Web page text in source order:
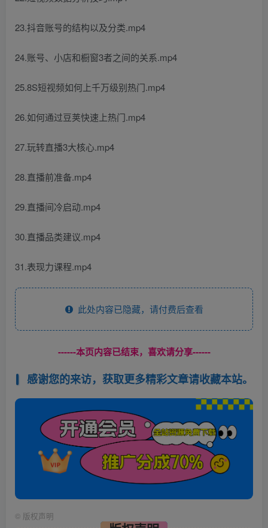
23.抖音账号的结构以及分类.mp4
24.账号、小店和橱窗3者之间的关系.mp4
25.8S短视频如何上千万级别热门.mp4
26.如何通过豆荚快速上热门.mp4
27.玩转直播3大核心.mp4
28.直播前准备.mp4
29.直播间冷启动.mp4
30.直播品类建议.mp4
31.表现力课程.mp4
此处内容已隐藏，请付费后查看
------本页内容已结束，喜欢请分享------
感谢您的来访，获取更多精彩文章请收藏本站。
© 版权声明